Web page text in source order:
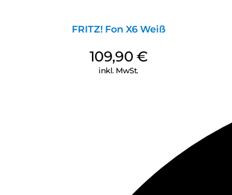
FRITZ! Fon X6 Weiß
109,90 €
inkl. MwSt.